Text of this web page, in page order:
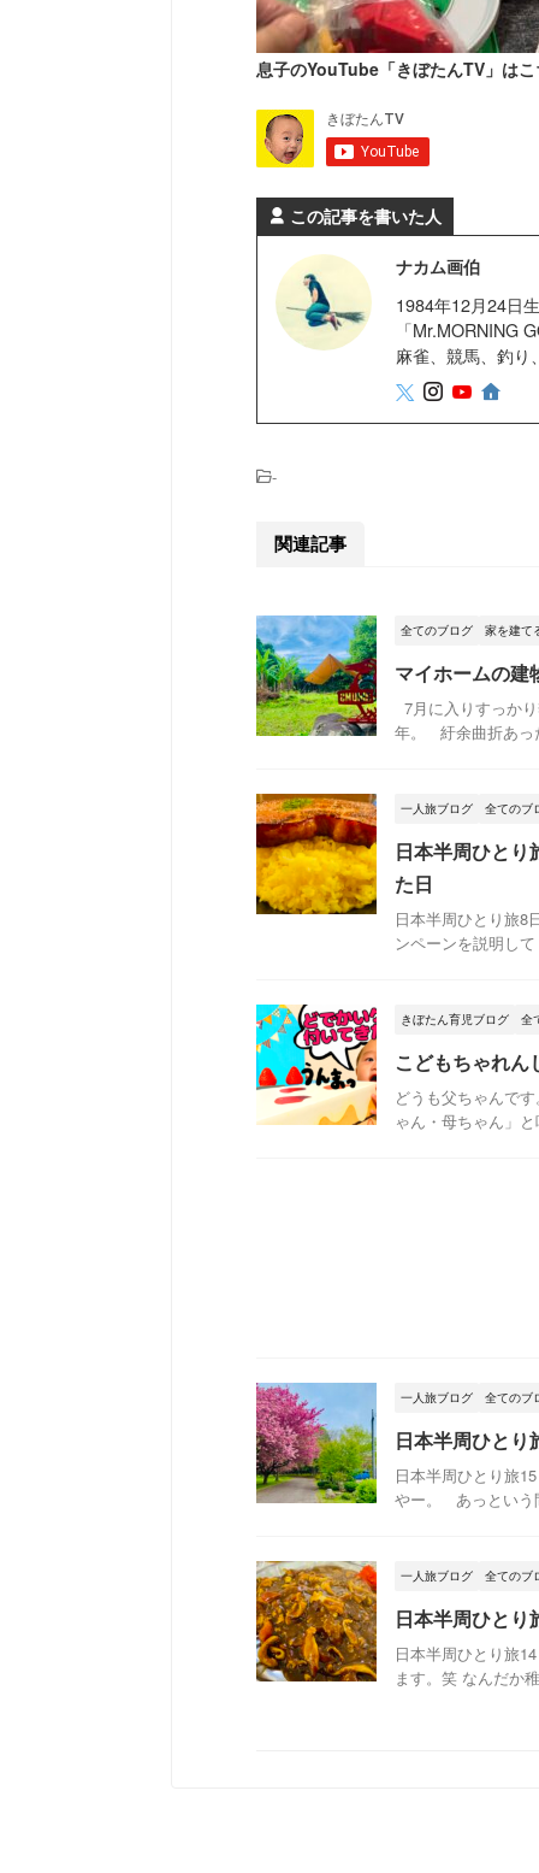
息子のYouTube「きぼたんTV」は
この記事を書いた人
ナカム画伯
1984年12月24日
「Mr.MORNING
麻雀、競馬、釣り
-
関連記事
全てのブログ 家を建て
マイホームの建
7月に入りすっか
年。 紆余曲折あっ
一人旅ブログ 全てのブ
日本半周ひと
た日
日本半周ひとり旅8
ンペーンを説明し
きぼたん育児ブログ 全
こどもちゃれん
どうも父ちゃんで
ゃん・母ちゃん」
一人旅ブログ 全てのブ
日本半周ひと
日本半周ひとり旅
やー。 あっという
一人旅ブログ 全てのブ
日本半周ひと
日本半周ひとり旅
ます。笑 なんだか